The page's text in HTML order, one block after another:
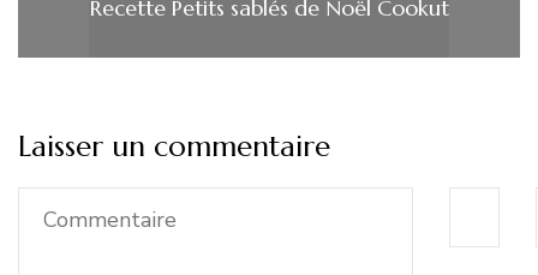
Recette Petits sablés de Noël Cookut
Laisser un commentaire